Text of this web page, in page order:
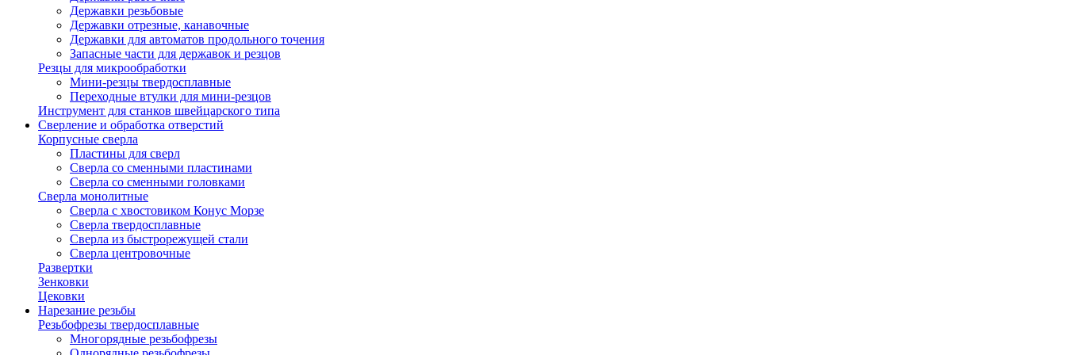
Державки резьбовые
Державки отрезные, канавочные
Державки для автоматов продольного точения
Запасные части для державок и резцов
Резцы для микрообработки
Мини-резцы твердосплавные
Переходные втулки для мини-резцов
Инструмент для станков швейцарского типа
Сверление и обработка отверстий
Корпусные сверла
Пластины для сверл
Сверла со сменными пластинами
Сверла со сменными головками
Сверла монолитные
Сверла с хвостовиком Конус Морзе
Сверла твердосплавные
Сверла из быстрорежущей стали
Сверла центровочные
Развертки
Зенковки
Цековки
Нарезание резьбы
Резьбофрезы твердосплавные
Многорядные резьбофрезы